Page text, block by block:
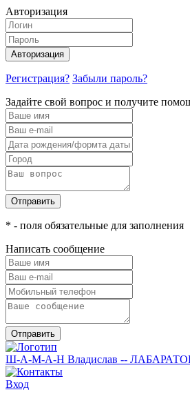
Авторизация
Авторизация
Регистрация? Забыли пароль?
Задайте свой вопрос и получите
Отправить
* - поля обязательные для заполнения
Написать сообщение
Отправить
Ш-А-М-А-Н Владислав --
Вход